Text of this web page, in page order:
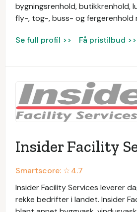
bygningsrenhold, butikkrenhold,
fly-, tog-, buss- og fergerenhold
Se full profil >> Få pristilbud >>
Insider Facility
Smartscore: ☆4.7
Insider Facility Services leverer
rekke bedrifter i landet. Insider